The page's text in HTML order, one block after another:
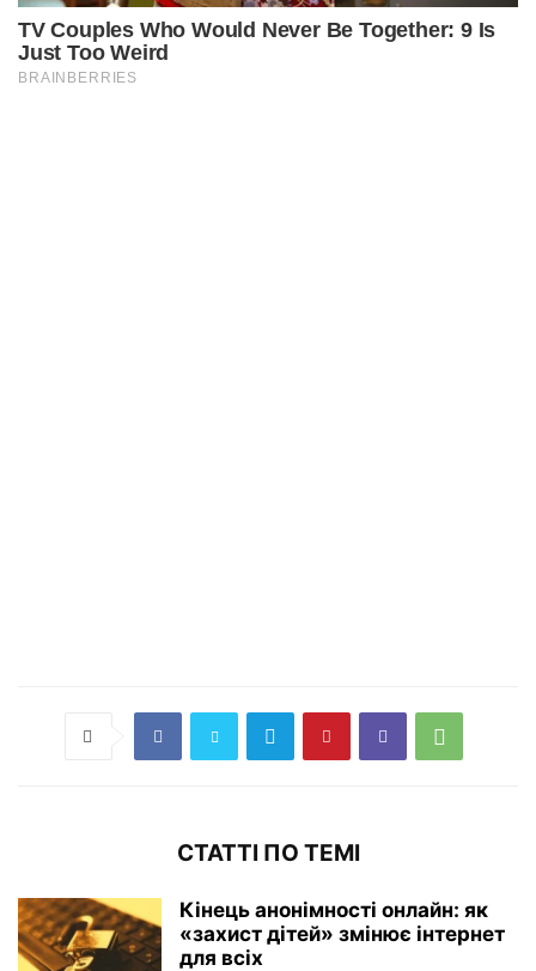
СТАТТІ ПО ТЕМІ
Кінець анонімності онлайн: як
«захист дітей» змінює інтернет
для всіх